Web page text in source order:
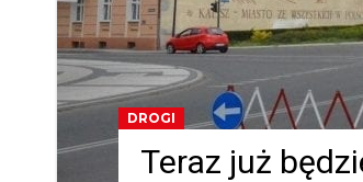
DROGI
Teraz już